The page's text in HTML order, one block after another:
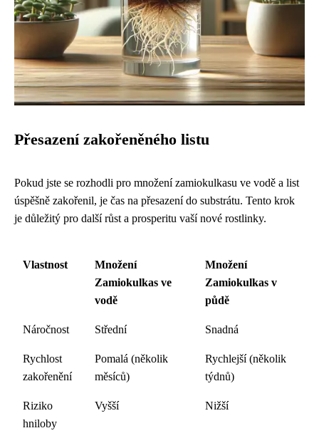
Přesazení zakořeněného listu
Pokud jste se rozhodli pro množení zamiokulkasu ve vodě a list
úspěšně zakořenil, je čas na přesazení do substrátu. Tento krok
je důležitý pro další růst a prosperitu vaší nové rostlinky.
Vlastnost
Množení
Zamiokulkas ve
vodě
Množení
Zamiokulkas v
půdě
Náročnost Střední Snadná
Rychlost
zakořenění
Pomalá (několik
měsíců)
Rychlejší (několik
týdnů)
Riziko
hniloby
Vyšší Nižší